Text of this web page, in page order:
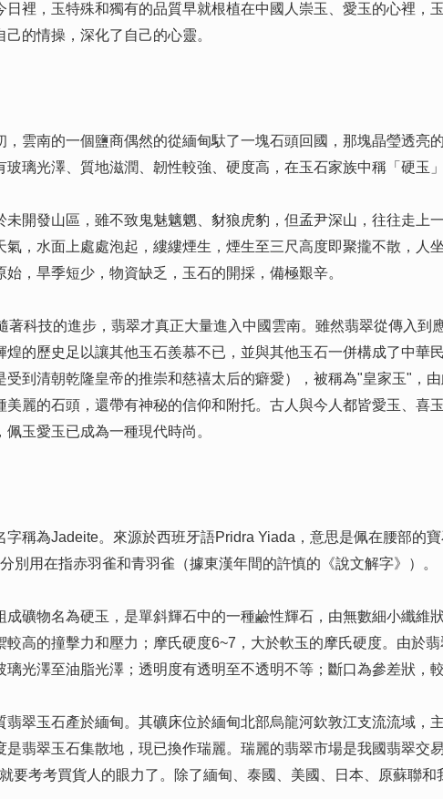
，玉特殊和獨有的品質早就根植在中國人崇玉、愛玉的心裡，
的情操，深化了自己的心靈。
南的一個鹽商偶然的從緬甸馱了一塊石頭回國，那塊晶瑩透亮
玻璃光澤、質地滋潤、韌性較強、硬度高，在玉石家族中稱「硬玉
發山區，雖不致鬼魅魑魍、豺狼虎豹，但孟尹深山，往往走上
氣，水面上處處泡起，縷縷煙生，煙生至三尺高度即聚攏不散，
，旱季短少，物資缺乏，玉石的開採，備極艱辛。
技的進步，翡翠才真正大量進入中國雲南。雖然翡翠從傳入到
煌的歷史足以讓其他玉石羨慕不已，並與其他玉石一併構成了中
受到清朝乾隆皇帝的推崇和慈禧太后的癖愛），被稱為"皇家玉"，
美麗的石頭，還帶有神秘的信仰和附托。古人與今人都皆愛玉、
玉愛玉已成為一種現代時尚。
為Jadeite。來源於西班牙語Pridra Yiada，意思是佩在腰部的
別用在指赤羽雀和青羽雀（據東漢年間的許慎的《說文解字》）。
物名為硬玉，是單斜輝石中的一種鹼性輝石，由無數細小纖維
較高的撞擊力和壓力；摩氏硬度6~7，大於軟玉的摩氏硬度。由於
璃光澤至油脂光澤；透明度有透明至不透明不等；斷口為參差狀，較
玉石產於緬甸。其礦床位於緬甸北部烏龍河欽敦江支流流域，
是翡翠玉石集散地，現已換作瑞麗。瑞麗的翡翠市場是我國翡翠
要考考買貨人的眼力了。除了緬甸、泰國、美國、日本、原蘇聯